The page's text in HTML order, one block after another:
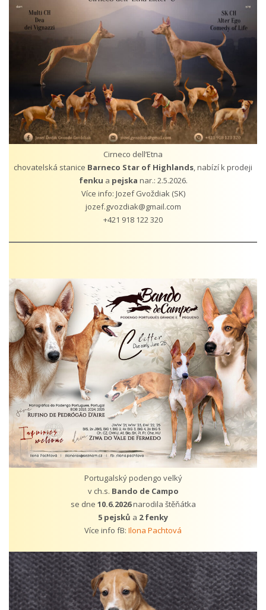
ODCHOVY V ČR ODKAZY
Cirneco dell’Etna
chovatelská stanice Barneco Star of Highlands, nabízí k prodeji
fenku a pejska nar.: 2.5.2026.
Více info: Jozef Gvoždiak (SK)
jozef.gvozdiak@gmail.com
+421 918 122 320
Portugalský podengo velký
v ch.s. Bando de Campo
se dne 10.6.2026narodila štěňátka
5 pejsků a 2 fenky
Více info fB: Ilona Pachtová